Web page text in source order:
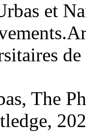
et
, The